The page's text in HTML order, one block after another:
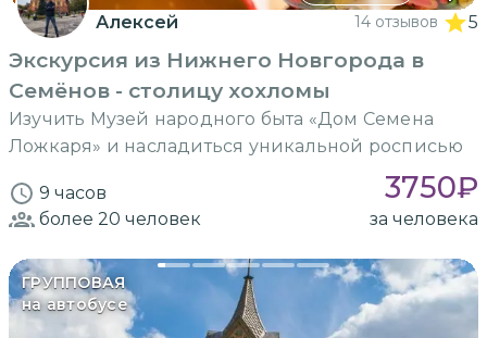
Алексей 14 отзывов 5
Экскурсия из Нижнего Новгорода в
Семёнов - столицу хохломы
Изучить Музей народного быта «Дом Семена
Ложкаря» и насладиться уникальной росписью
9 часов 3750₽
более 20 человек за человека
ГРУППОВАЯ
на автобусе